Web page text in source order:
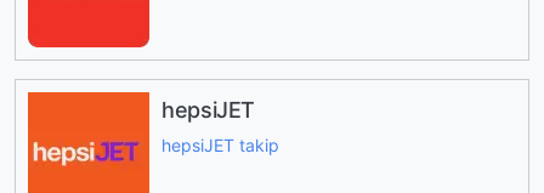
hepsiJET
hepsiJET takip